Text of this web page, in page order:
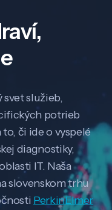
svet služieb,
potrieb
či ide o vyspelé
diagnostiky,
IT. Naša
slovenskom trhu
PerkinElmer